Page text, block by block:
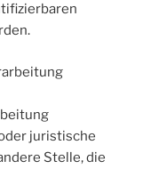
juristische
Stelle, die